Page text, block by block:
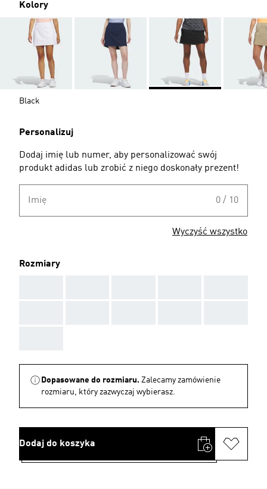
Kolory
Black
Personalizuj
Dodaj imię lub numer, aby personalizować swój
produkt adidas lub zrobić z niego doskonały prezent!
Imię 0 / 10
Wyczyść wszystko
Rozmiary
Dopasowane do rozmiaru. Zalecamy zamówienie
rozmiaru, który zazwyczaj wybierasz.
Dodaj do koszyka